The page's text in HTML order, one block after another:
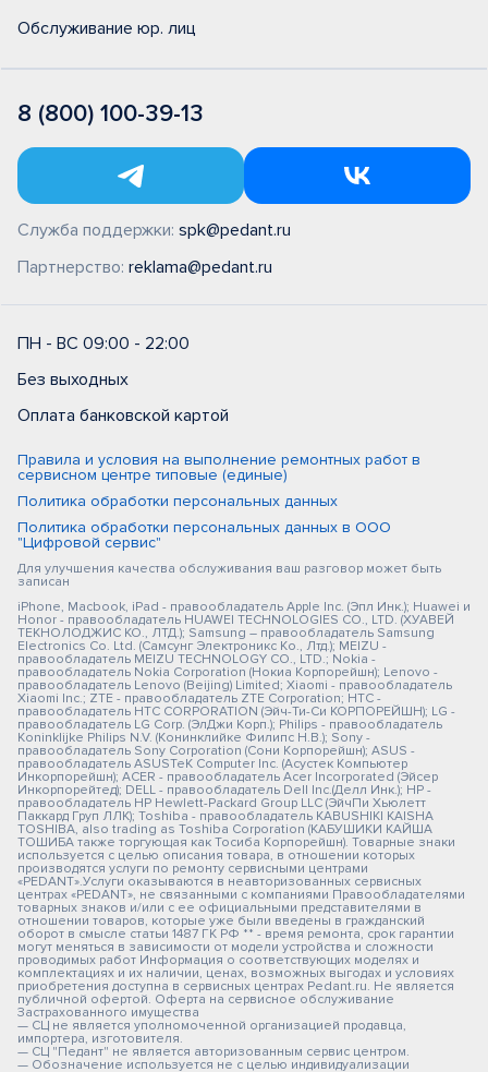
Обслуживание юр. лиц
8 (800) 100-39-13
Служба поддержки: spk@pedant.ru
Партнерство: reklama@pedant.ru
ПН - ВС 09:00 - 22:00
Без выходных
Оплата банковской картой
Правила и условия на выполнение ремонтных работ в
сервисном центре типовые (единые)
Политика обработки персональных данных
Политика обработки персональных данных в ООО
"Цифровой сервис"
Для улучшения качества обслуживания ваш разговор может быть
записан
iPhone, Macbook, iPad - правообладатель Apple Inc. (Эпл Инк.); Huawei и
Honor - правообладатель HUAWEI TECHNOLOGIES CO., LTD. (ХУАВЕЙ
ТЕКНОЛОДЖИС КО., ЛТД.); Samsung – правообладатель Samsung
Electronics Co. Ltd. (Самсунг Электроникс Ко., Лтд.); MEIZU -
правообладатель MEIZU TECHNOLOGY CO., LTD.; Nokia -
правообладатель Nokia Corporation (Нокиа Корпорейшн); Lenovo -
правообладатель Lenovo (Beijing) Limited; Xiaomi - правообладатель
Xiaomi Inc.; ZTE - правообладатель ZTE Corporation; HTC -
правообладатель HTC CORPORATION (Эйч-Ти-Си КОРПОРЕЙШН); LG -
правообладатель LG Corp. (ЭлДжи Корп.); Philips - правообладатель
Koninklijke Philips N.V. (Конинклийке Филипс Н.В.); Sony -
правообладатель Sony Corporation (Сони Корпорейшн); ASUS -
правообладатель ASUSTeK Computer Inc. (Асустек Компьютер
Инкорпорейшн); ACER - правообладатель Acer Incorporated (Эйсер
Инкорпорейтед); DELL - правообладатель Dell Inc.(Делл Инк.); HP -
правообладатель HP Hewlett-Packard Group LLC (ЭйчПи Хьюлетт
Паккард Груп ЛЛК); Toshiba - правообладатель KABUSHIKI KAISHA
TOSHIBA, also trading as Toshiba Corporation (КАБУШИКИ КАЙША
ТОШИБА также торгующая как Тосиба Корпорейшн). Товарные знаки
используется с целью описания товара, в отношении которых
производятся услуги по ремонту сервисными центрами
«PEDANT».Услуги оказываются в неавторизованных сервисных
центрах «PEDANT», не связанными с компаниями Правообладателями
товарных знаков и/или с ее официальными представителями в
отношении товаров, которые уже были введены в гражданский
оборот в смысле статьи 1487 ГК РФ ** - время ремонта, срок гарантии
могут меняться в зависимости от модели устройства и сложности
проводимых работ Информация о соответствующих моделях и
комплектациях и их наличии, ценах, возможных выгодах и условиях
приобретения доступна в сервисных центрах Pedant.ru. Не является
публичной офертой. Оферта на сервисное обслуживание
Застрахованного имущества
— СЦ не является уполномоченной организацией продавца,
импортера, изготовителя.
— СЦ "Педант" не является авторизованным сервис центром.
— Обозначение используется не с целью индивидуализации